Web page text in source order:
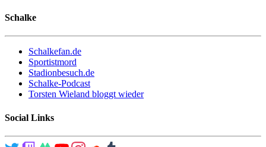
Schalke
Schalkefan.de
Sportistmord
Stadionbesuch.de
Schalke-Podcast
Torsten Wieland bloggt wieder
Social Links